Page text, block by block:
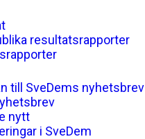
resultatsrapporter
till SveDems nyhetsbrev
nytt
i SveDem